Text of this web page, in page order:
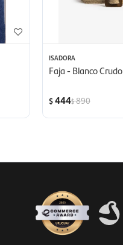
ISADORA
Faja - Blanco Crudo
$444$890